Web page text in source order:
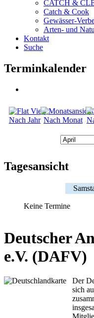
CATCH &
Catch & Cook
Gewässer-
Arten- und
Kontakt
Suche
Terminkalender
Nach Jahr Nach Monat
Tagesansicht
Keine Termine
Deutscher
e.V. (DAFV)
Der
sich